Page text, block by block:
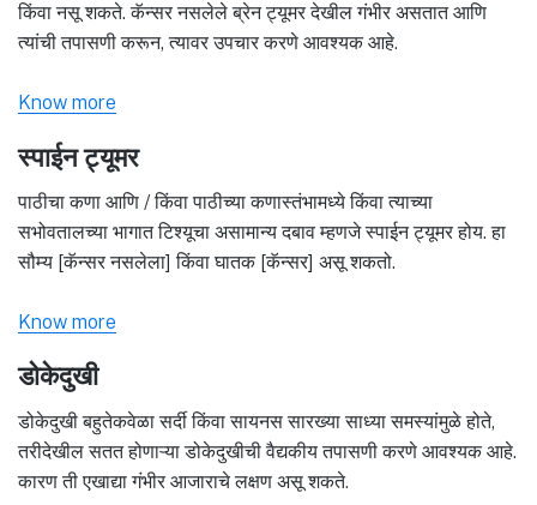
किंवा नसू शकते. कॅन्सर नसलेले ब्रेन ट्यूमर देखील गंभीर असतात आणि
त्यांची तपासणी करून, त्यावर उपचार करणे आवश्यक आहे.
Know more
स्पाईन ट्यूमर
पाठीचा कणा आणि / किंवा पाठीच्या कणास्तंभामध्ये किंवा त्याच्या
सभोवतालच्या भागात टिश्यूचा असामान्य दबाव म्हणजे स्पाईन ट्यूमर होय. हा
सौम्य [कॅन्सर नसलेला] किंवा घातक [कॅन्सर] असू शकतो.
Know more
डोकेदुखी
डोकेदुखी बहुतेकवेळा सर्दी किंवा सायनस सारख्या साध्या समस्यांमुळे होते,
तरीदेखील सतत होणाऱ्या डोकेदुखीची वैद्यकीय तपासणी करणे आवश्यक आहे.
कारण ती एखाद्या गंभीर आजाराचे लक्षण असू शकते.